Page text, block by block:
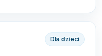
Dla dzieci